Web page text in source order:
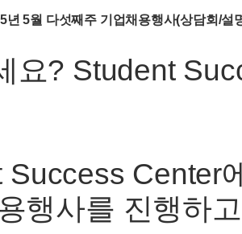
년 5월 다섯째주 기업채용행사(상담회/설
요? Student
Success Center
행사를 진행하